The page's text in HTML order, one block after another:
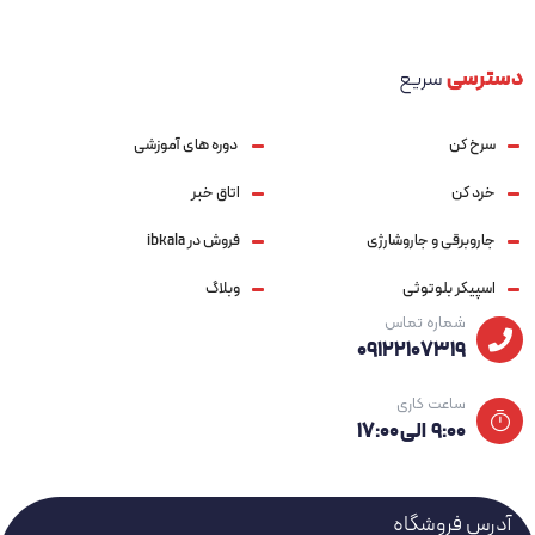
دسترسیسریع
سرخ کن
خرد کن
جاروبرقی و جاروشارژی
اسپیکر بلوتوثی
دوره های آموزشی
اتاق خبر
فروش در ibkala
وبلاگ
شماره تماس
09122107319
ساعت کاری
۹:۰۰ الی ۱۷:۰۰
آدرس فروشگاه